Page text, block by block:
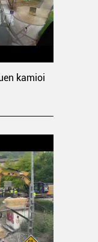
kamioi